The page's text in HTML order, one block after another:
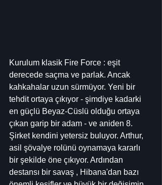
Kurulum klasik Fire Force : eşit
derecede saçma ve parlak. Ancak
kahkahalar uzun sürmüyor. Yeni bir
tehdit ortaya çıkıyor - şimdiye kadarki
en güçlü Beyaz-Cüslü olduğu ortaya
çıkan garip bir adam - ve aniden 8.
Şirket kendini yetersiz buluyor. Arthur,
asil şövalye rolünü oynamaya kararlı
bir şekilde öne çıkıyor. Ardından
destansı bir savaş , Hibana'dan bazı